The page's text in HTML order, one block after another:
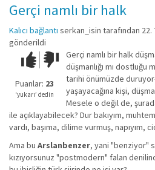
Gerçi namlı bir halk
Kalıcı bağlantı serkan_isin tarafından
gönderildi
Çok iyi!O
kadar
iyi
değil!
Puanlar: 23
‘yukarı’ dedin
Gerçi namlı bir halk
düşmanlığı mı dostluğu
tarihi önümüzde
yaşayacağına kişi,
Mesele o değil de,
ile açıklayabilecek? Dur bakıyım,
vardı, başıma, dilime vurmuş, napıyım,
Ama bu Arslanbenzer, yani "benziyor"
kızıyorsunuz "postmodern" falan